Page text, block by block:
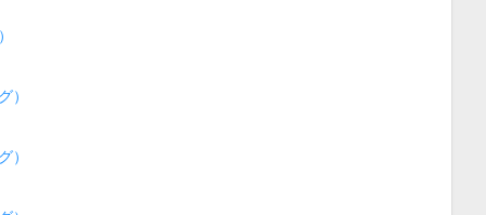
）
）